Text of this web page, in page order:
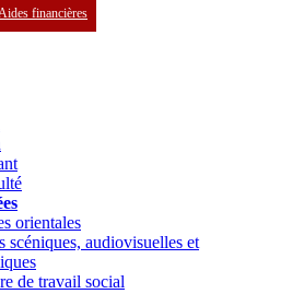
financières
orientales
scéniques, audiovisuelles et
de travail social